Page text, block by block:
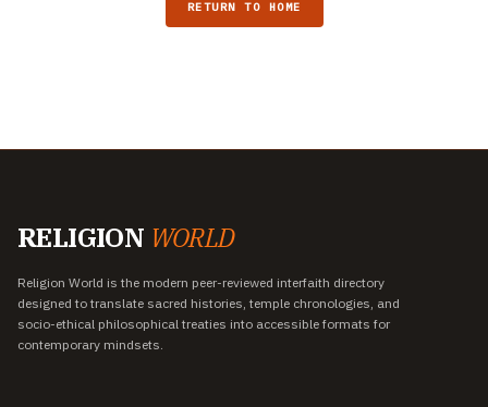
RETURN TO HOME
RELIGION WORLD
Religion World is the modern peer-reviewed interfaith directory
designed to translate sacred histories, temple chronologies, and
socio-ethical philosophical treaties into accessible formats for
contemporary mindsets.